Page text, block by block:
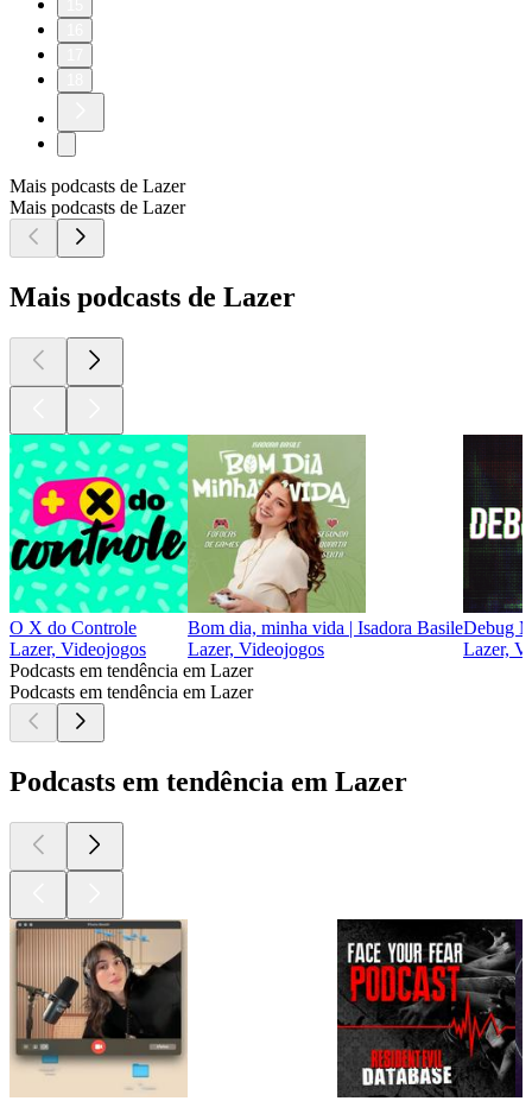
Mais podcasts de Lazer
Mais podcasts de Lazer
Mais podcasts de Lazer
O X do Controle
Lazer, Videojogos
Bom dia, minha vida | Isadora Basile
Lazer, Videojogos
Debug
Lazer,
Podcasts em tendência em Lazer
Podcasts em tendência em Lazer
Podcasts em tendência em Lazer